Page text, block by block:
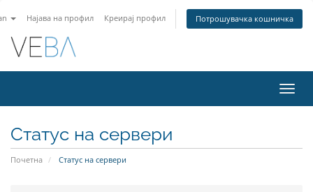
Најава на профил Креирај профил Потрошувачка кошничка
ја
Статус на сервери
Почетна Статус на сервери